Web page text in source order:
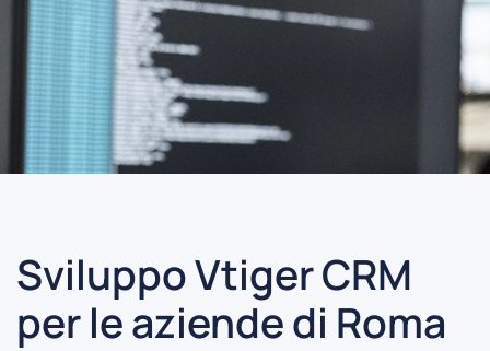
Sviluppo Vtiger CRM
per le aziende di Roma